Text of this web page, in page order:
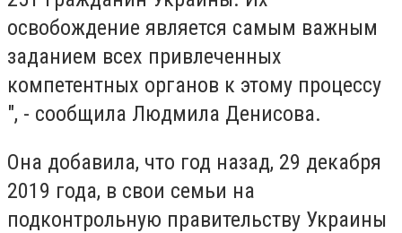
освобождение является самым важным
заданием всех привлеченных
компетентных органов к этому процессу
", - сообщила Людмила Денисова.
Она добавила, что год назад, 29 декабря
2019 года, в свои семьи на
подконтрольную правительству Украины